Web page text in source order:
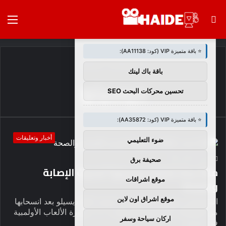
بحث
الرئيسية/ديسيلو
ديسيلو
أخبار وتعليقات
ماذا حدث لكايلا ديسيلو؟ تحديث الإصابة
والصحة
المشجعين يبحثون عن أ تحديث إصابة كايلا ديسيلو بعد انسحابها
من التصفيات الأولمبية الأمريكية 2024 لدورة الألعاب الأولمبية
في باريس.…
🚀 توصيات :
⭐ باقة متميزة VIP (كود: AA11138):
باقة باك لينك
تحسين محركات البحث SEO
⭐ باقة متميزة VIP (كود: AA35872):
ضوء التعليمي
صحيفة برق
موقع اشراقات
موقع اشراق اون لاين
اركان سياحة وسفر